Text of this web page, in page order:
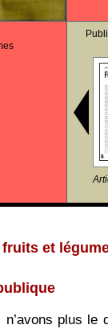
fruits et
plus le